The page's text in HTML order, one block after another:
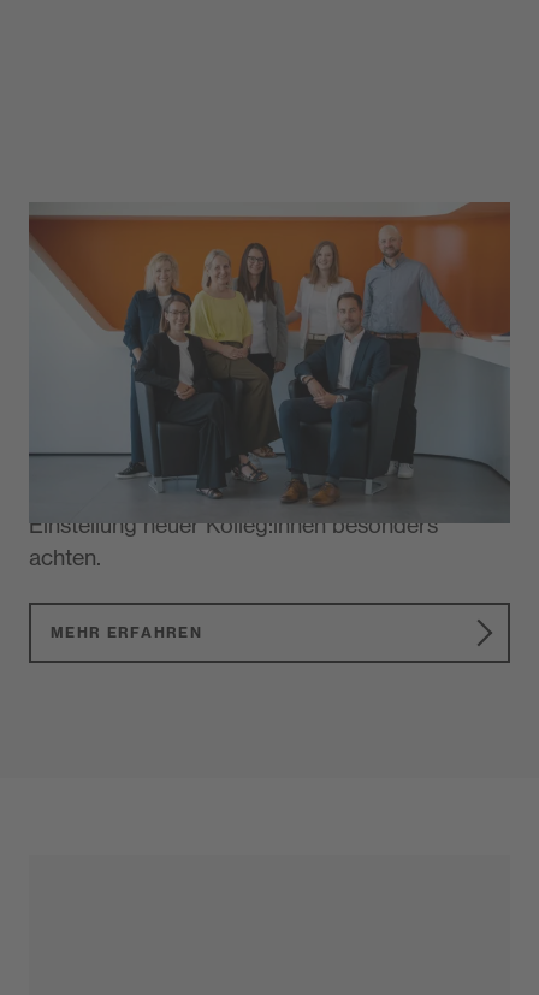
Erstes Kennenlernen
Erfahren Sie mehr über Ihre
Ansprechpartner:innen
Informieren Sie sich hier vorab und erfahren Sie,
worauf Ihre HR-Manager:innen bei der
Einstellung neuer Kolleg:innen besonders
achten.
MEHR ERFAHREN